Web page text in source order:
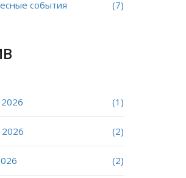
события (7)
(1)
(2)
(2)